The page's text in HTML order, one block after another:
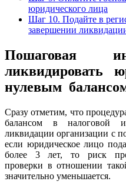
юридического лица
Шаг 10. Подайте в
завершении
Пошаговая
ликвидировать
нулевым
Сразу отметим, что
балансом в налоговой
ликвидации организации с
если юридическое лицо
более 3 лет, то риск
проверки в отношении
значительно уменьшается.